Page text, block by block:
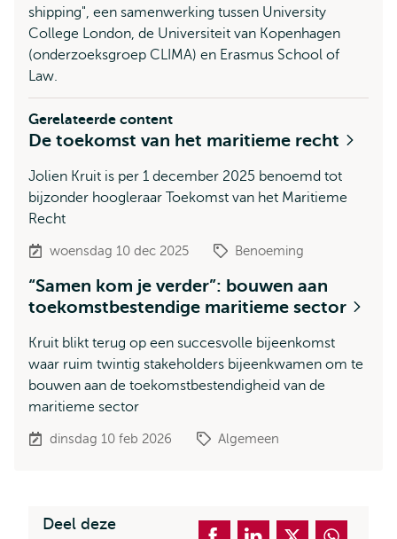
shipping", een samenwerking tussen University
College London, de Universiteit van Kopenhagen
(onderzoeksgroep CLIMA) en Erasmus School of
Law.
Gerelateerde content
De toekomst van het maritieme recht
Jolien Kruit is per 1 december 2025 benoemd tot
bijzonder hoogleraar Toekomst van het Maritieme
Recht
woensdag 10 dec 2025 Benoeming
“Samen kom je verder”: bouwen aan
toekomstbestendige maritieme sector
Kruit blikt terug op een succesvolle bijeenkomst
waar ruim twintig stakeholders bijeenkwamen om te
bouwen aan de toekomstbestendigheid van de
maritieme sector
dinsdag 10 feb 2026 Algemeen
Deel deze